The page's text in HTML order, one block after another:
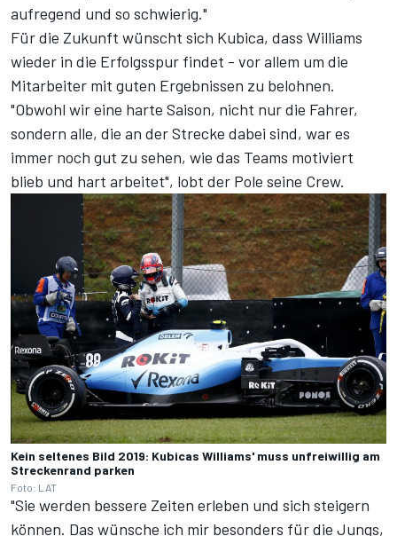
aufregend und so schwierig."
Für die Zukunft wünscht sich Kubica, dass Williams
wieder in die Erfolgsspur findet - vor allem um die
Mitarbeiter mit guten Ergebnissen zu belohnen.
"Obwohl wir eine harte Saison, nicht nur die Fahrer,
sondern alle, die an der Strecke dabei sind, war es
immer noch gut zu sehen, wie das Teams motiviert
blieb und hart arbeitet", lobt der Pole seine Crew.
Kein seltenes Bild 2019: Kubicas Williams' muss unfreiwillig am
Streckenrand parken
Foto: LAT
"Sie werden bessere Zeiten erleben und sich steigern
können. Das wünsche ich mir besonders für die Jungs,